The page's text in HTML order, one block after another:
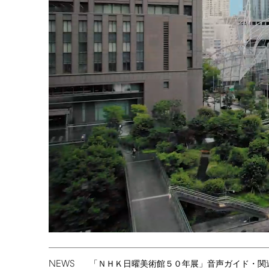
NEWS 「ＮＨＫ日曜美術館５０年展」音声ガイド・